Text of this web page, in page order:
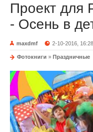
Проект для
- Осень в
maxdmf 2-10-2016, 16:28
Фотокниги » Праздничные